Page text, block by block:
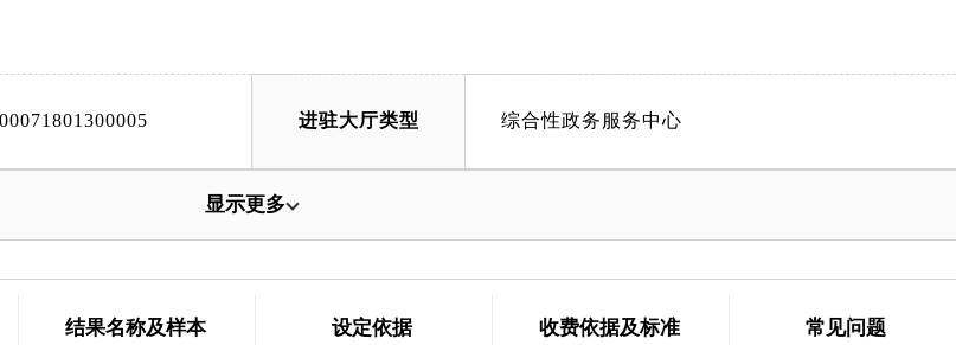
进驻大厅类型 综合性政务服务中心
显示更多
结果名称及样本 设定依据 收费依据及标准 常见问题